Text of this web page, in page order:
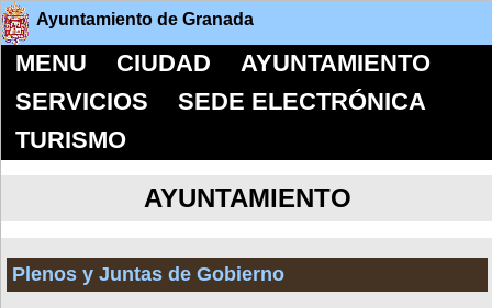
Ayuntamiento de Granada
MENU CIUDAD
AYUNTAMIENTO
SERVICIOS
SEDE ELECTRÓNICA
TURISMO
AYUNTAMIENTO
Plenos y Juntas de Gobierno